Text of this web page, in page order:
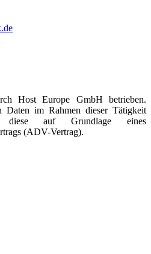
Host Europe GmbH betrieben.
Daten im Rahmen dieser Tätigkeit
auf Grundlage eines
(ADV-Vertrag).